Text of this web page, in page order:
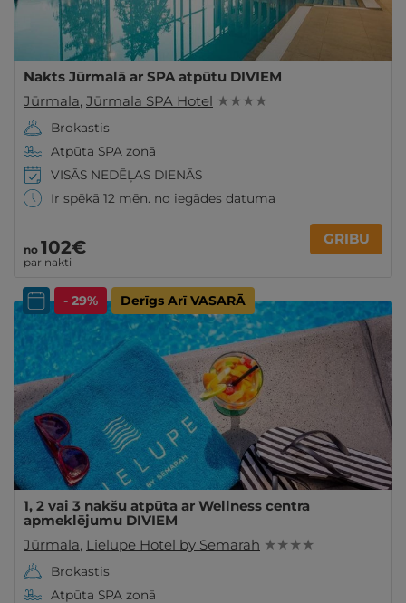
Nakts Jūrmalā ar SPA atpūtu DIVIEM
Jūrmala, Jūrmala SPA Hotel ★ ★ ★ ★
Brokastis
Atpūta SPA zonā
VISĀS NEDĒĻAS DIENĀS
Ir spēkā 12 mēn. no iegādes datuma
no 102€
par nakti
GRIBU
- 29% Derīgs Arī VASARĀ
1, 2 vai 3 nakšu atpūta ar Wellness centra
apmeklējumu DIVIEM
Jūrmala, Lielupe Hotel by Semarah ★ ★ ★ ★
Brokastis
Atpūta SPA zonā